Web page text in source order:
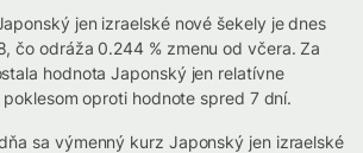
jen izraelské nové šekely je dnes
čo odráža 0.244 % zmenu od včera. Za
hodnota Japonský jen relatívne
oproti hodnote spred 7 dní.
sa výmenný kurz Japonský jen izraelské